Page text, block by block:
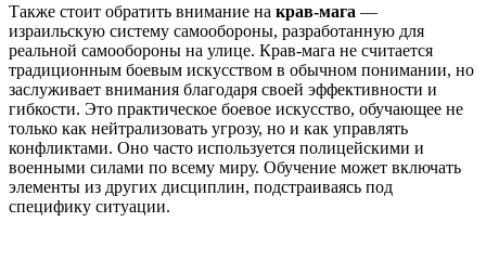
Также стоит обратить внимание на крав-мага —
израильскую систему самообороны, разработанную для
реальной самообороны на улице. Крав-мага не считается
традиционным боевым искусством в обычном понимании, но
заслуживает внимания благодаря своей эффективности и
гибкости. Это практическое боевое искусство, обучающее не
только как нейтрализовать угрозу, но и как управлять
конфликтами. Оно часто используется полицейскими и
военными силами по всему миру. Обучение может включать
элементы из других дисциплин, подстраиваясь под
специфику ситуации.